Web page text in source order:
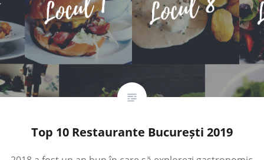
Top 10 Restaurante București 2019